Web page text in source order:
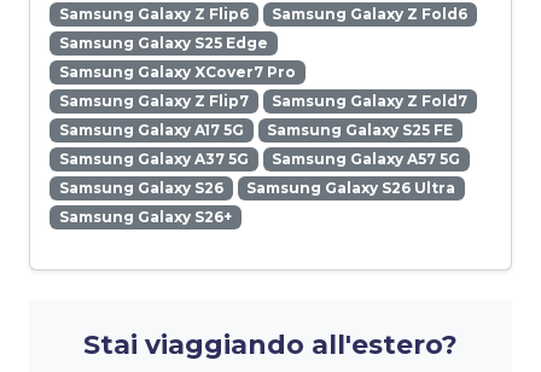
Samsung Galaxy Z Flip6
Samsung Galaxy Z Fold6
Samsung Galaxy S25 Edge
Samsung Galaxy XCover7 Pro
Samsung Galaxy Z Flip7
Samsung Galaxy Z Fold7
Samsung Galaxy A17 5G
Samsung Galaxy S25 FE
Samsung Galaxy A37 5G
Samsung Galaxy A57 5G
Samsung Galaxy S26
Samsung Galaxy S26 Ultra
Samsung Galaxy S26+
Stai viaggiando all'estero?